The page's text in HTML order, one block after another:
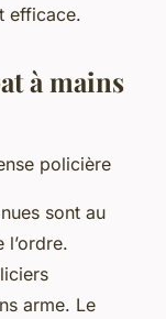
efficace.
à mains
policière
sont au
arme. Le